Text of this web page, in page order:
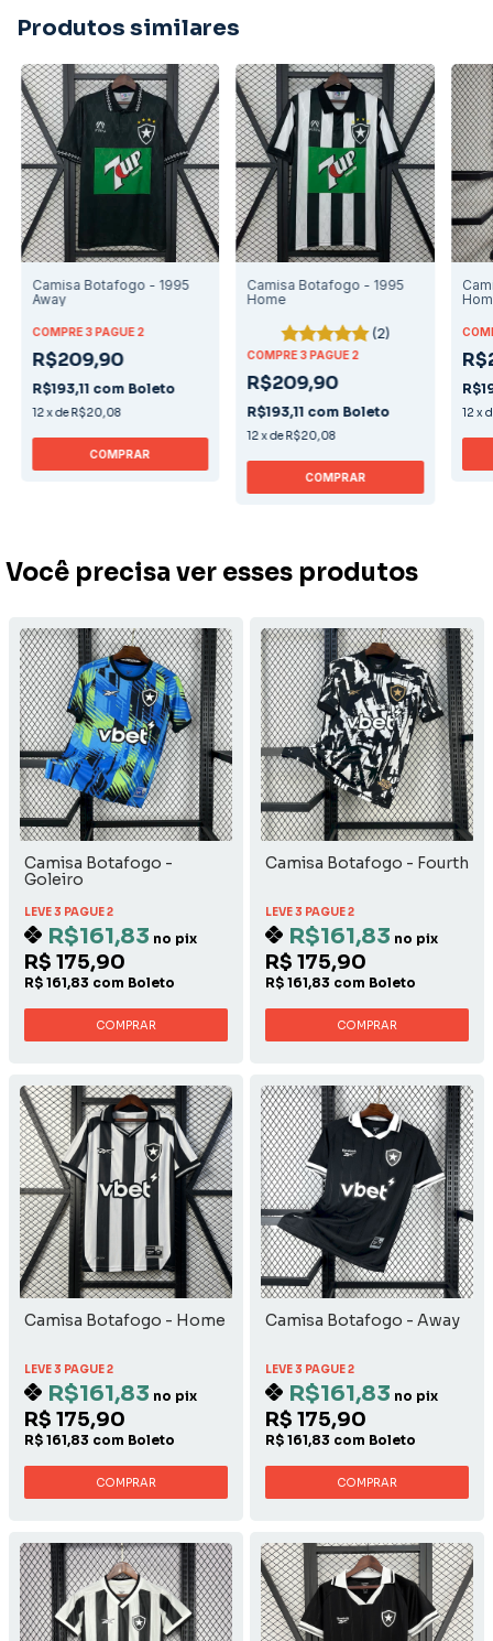
Produtos similares
Camisa Botafogo - 1995
Away
COMPRE 3 PAGUE 2
R$209,90
R$193,11 com Boleto
12xde R$20,08
COMPRAR
Camisa Botafogo - 1995
Home
(2)
COMPRE 3 PAGUE 2
R$209,90
R$193,11 com Boleto
12xde R$20,08
COMPRAR
12 x
Você precisa ver esses produtos
Camisa Botafogo -
Goleiro
LEVE 3 PAGUE 2
R$161,83 no pix
R$ 175,90
R$ 161,83 com Boleto
COMPRAR
Camisa Botafogo - Fourth
LEVE 3 PAGUE 2
R$161,83 no pix
R$ 175,90
R$ 161,83 com Boleto
COMPRAR
Camisa Botafogo - Home
LEVE 3 PAGUE 2
R$161,83 no pix
R$ 175,90
R$ 161,83 com Boleto
COMPRAR
Camisa Botafogo - Away
LEVE 3 PAGUE 2
R$161,83 no pix
R$ 175,90
R$ 161,83 com Boleto
COMPRAR